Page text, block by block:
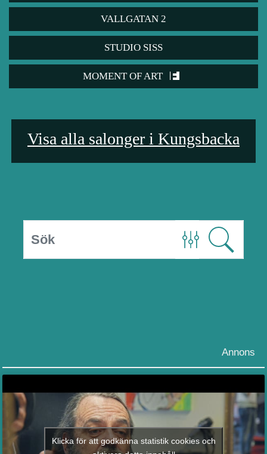
VALLGATAN 2
STUDIO SISS
MOMENT OF ART
Visa alla salonger i Kungsbacka
Annons
Klicka för att godkänna statistik cookies och